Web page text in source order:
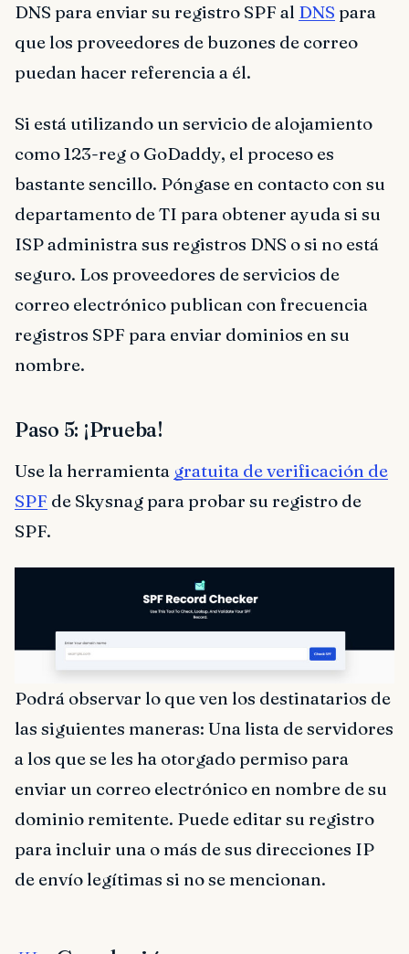
DNS para enviar su registro SPF al DNS para
que los proveedores de buzones de correo
puedan hacer referencia a él.
Si está utilizando un servicio de alojamiento
como 123-reg o GoDaddy, el proceso es
bastante sencillo. Póngase en contacto con su
departamento de TI para obtener ayuda si su
ISP administra sus registros DNS o si no está
seguro. Los proveedores de servicios de
correo electrónico publican con frecuencia
registros SPF para enviar dominios en su
nombre.
Paso 5: ¡Prueba!
Use la herramienta gratuita de verificación de
SPF de Skysnag para probar su registro de
SPF.
Podrá observar lo que ven los destinatarios de
las siguientes maneras: Una lista de servidores
a los que se les ha otorgado permiso para
enviar un correo electrónico en nombre de su
dominio remitente. Puede editar su registro
para incluir una o más de sus direcciones IP
de envío legítimas si no se mencionan.